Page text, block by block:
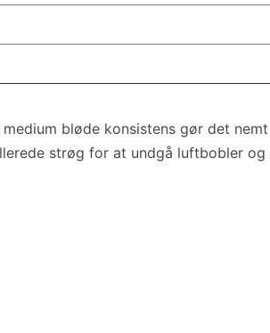
bløde konsistens gør det
strøg for at undgå luftbobler og